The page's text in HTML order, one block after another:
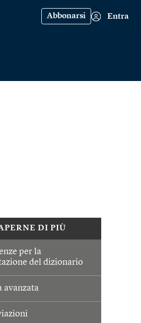
Abbonarsi Entra
DI PIÙ
per la
del dizionario
avanzata